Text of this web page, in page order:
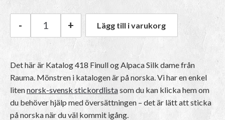
Rauma Katalog 418 Finull og Alpaca Silk, dame
- + Lägg till i varukorg
Det här är Katalog 418 Finull og Alpaca Silk dame från
Rauma. Mönstren i katalogen är på norska. Vi har en enkel
litennorsk-svensk stickordlistasom du kan klicka hem om
du behöver hjälp med översättningen – det är lätt att sticka
på norska när du väl kommit igång.